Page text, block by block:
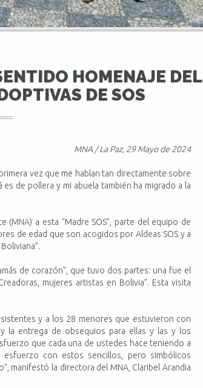
HOMENAJE DEL
DE SOS
MNA / La Paz, 29 Mayo de 2024
vez que me hablan tan directamente sobre
de pollera y mi abuela también ha migrado a la
a esta “Madre SOS”, parte del equipo de
de edad que son acogidos por Aldeas SOS y a
de corazón”, que tuvo dos partes: una fue el
mujeres artistas en Bolivia”. Esta visita
y a los 28 menores que estuvieron con
la entrega de obsequios para ellas y las y los
que cada una de ustedes hace teniendo a
con estos sencillos, pero simbólicos
manifestó la directora del MNA, Claribel Arandia